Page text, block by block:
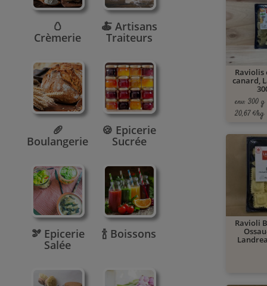
🥚
Crèmerie
🍝 Artisans
Traiteurs
🥖
Boulangerie
🍪 Epicerie
Sucrée
🫘 Epicerie
Salée
🍾 Boissons
Raviolis
canard,
env. 300 g
20,67 €/kg
Ravioli